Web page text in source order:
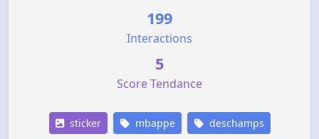
199
Interactions
5
Score Tendance
sticker mbappe deschamps